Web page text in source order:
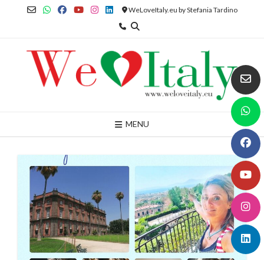
WeLoveItaly.eu by Stefania Tardino
MENU